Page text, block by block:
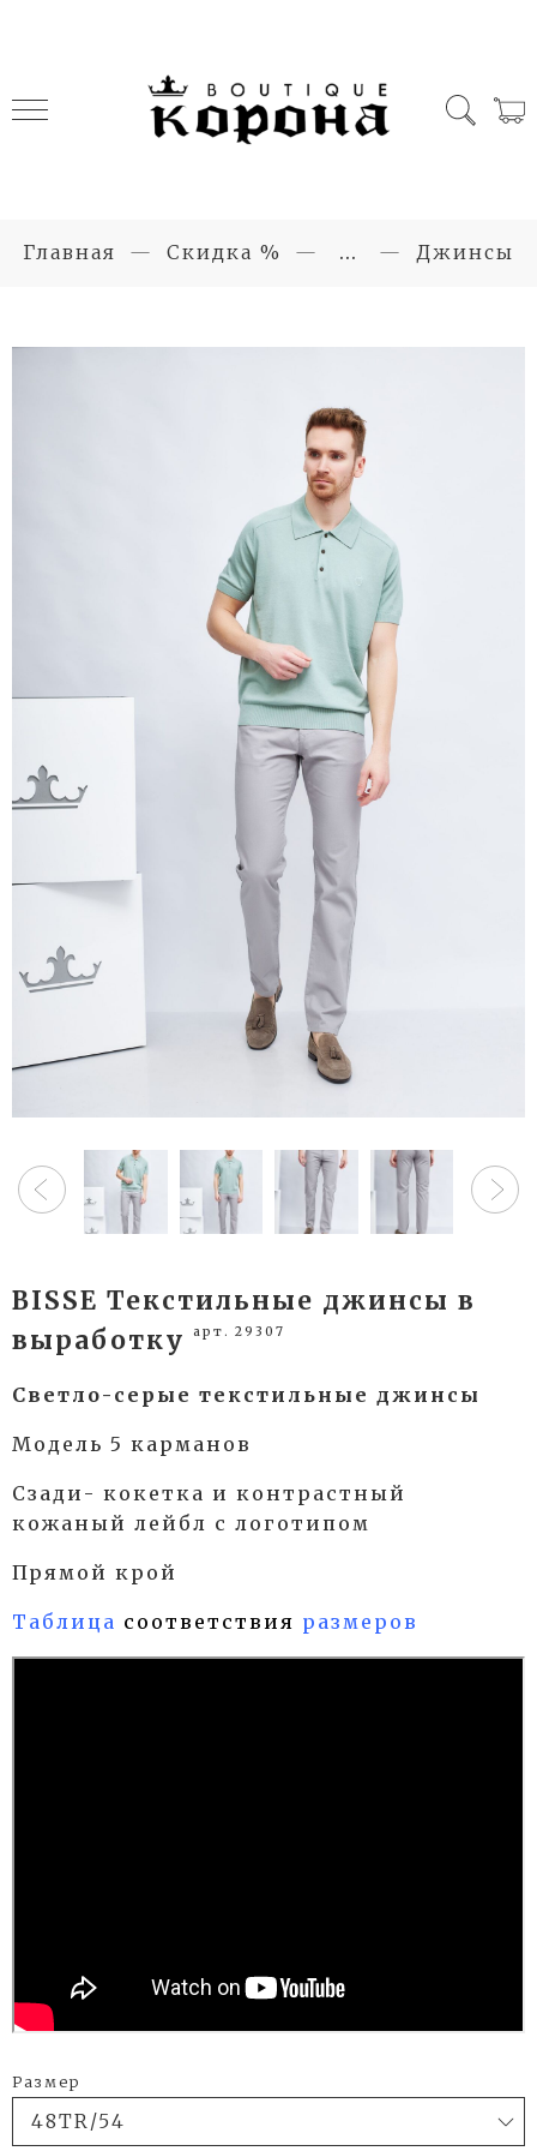
Главная Скидка % ... Джинсы
BISSE Текстильные джинсы в
выработку
арт. 29307
Светло-серые текстильные джинсы
Модель 5 карманов
Сзади- кокетка и контрастный
кожаный лейбл с логотипом
Прямой крой
Таблица соответствия размеров
Размер